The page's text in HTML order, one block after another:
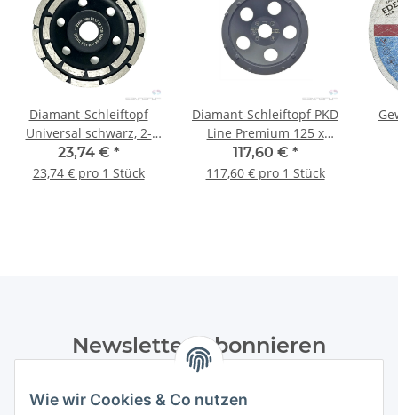
Wie wir Cookies & Co nutzen
Diamant-Schleiftopf
Universal schwarz, 2-
reihig, 125 x 22,23 mm -
1 Stk.
23,74 € *
23,74 € pro 1 Stück
Diamant-Schleiftopf PKD
Line Premium 125 x
22.23 mm
117,60 € *
117,60 € pro 1 Stück
Newsletter Abonnieren
Datenschutzerklärungregelmäßig und jederzeit widerruflich